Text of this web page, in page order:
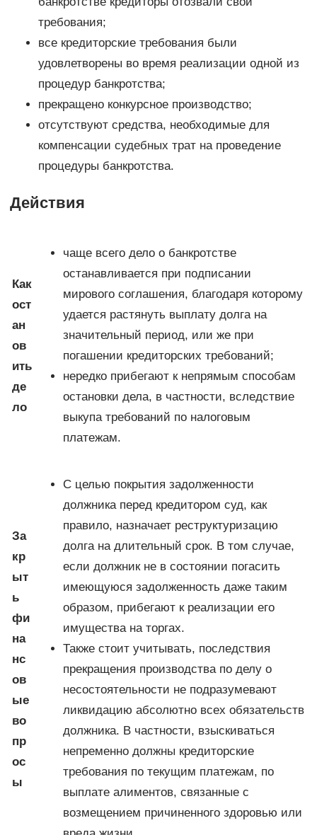
требования;
все кредиторские требования были
удовлетворены во время реализации одной из
процедур банкротства;
прекращено конкурсное производство;
отсутствуют средства, необходимые для
компенсации судебных трат на проведение
процедуры банкротства.
Действия
Как
ост
ан
ов
ить
де
ло
чаще всего дело о банкротстве
останавливается при подписании
мирового соглашения, благодаря которому
удается растянуть выплату долга на
значительный период, или же при
погашении кредиторских требований;
нередко прибегают к непрямым способам
остановки дела, в частности, вследствие
выкупа требований по налоговым
платежам.
За
кр
ыт
ь
фи
на
нс
ов
ые
во
пр
ос
ы
С целью покрытия задолженности
должника перед кредитором суд, как
правило, назначает реструктуризацию
долга на длительный срок. В том случае,
если должник не в состоянии погасить
имеющуюся задолженность даже таким
образом, прибегают к реализации его
имущества на торгах.
Также стоит учитывать, последствия
прекращения производства по делу о
несостоятельности не подразумевают
ликвидацию абсолютно всех обязательств
должника. В частности, взыскиваться
непременно должны кредиторские
требования по текущим платежам, по
выплате алиментов, связанные с
возмещением причиненного здоровью или